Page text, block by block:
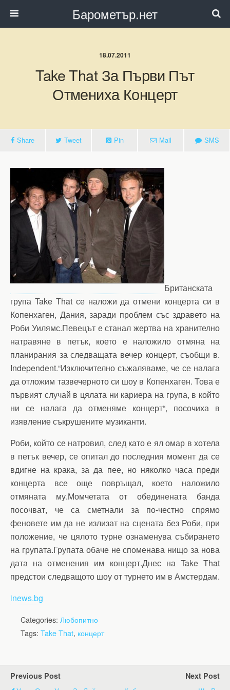
Барометър.нет
18.07.2011
Take That За Първи Път
Отмениха Концерт
Share Tweet Pin Mail SMS
Британската
група Take That се наложи да отмени концерта си в
Копенхаген, Дания, заради проблем със здравето на
Роби Уилямс.Певецът е станал жертва на хранително
натравяне в петък, което е наложило отмяна на
планирания за следващата вечер концерт, съобщи в.
Independent.“Изключително съжаляваме, че се налага
да отложим тазвечерното си шоу в Копенхаген. Това е
първият случай в цялата ни кариера на група, в който
ни се налага да отменяме концерт“, посочиха в
изявление съкрушените музиканти.
Роби, който се натровил, след като е ял омар в хотела
в петък вечер, се опитал до последния момент да се
вдигне на крака, за да пее, но няколко часа преди
концерта все още повръщал, което наложило
отмяната му.Момчетата от обединената банда
посочват, че са сметнали за по-честно спрямо
феновете им да не излизат на сцената без Роби, при
положение, че цялото турне ознаменува събирането
на групата.Групата обаче не споменава нищо за нова
дата на отменения им концерт.Днес на Take That
предстои следващото шоу от турнето им в Амстердам.
inews.bg
Categories: Любопитно
Tags: Take That, концерт
Previous Post Next Post